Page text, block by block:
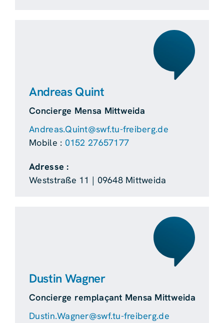
Andreas Quint
Concierge Mensa Mittweida
Andreas.Quint@swf.tu-freiberg.de
Mobile : 0152 27657177
Adresse :
Weststraße 11 | 09648 Mittweida
Dustin Wagner
Concierge remplaçant Mensa Mittweida
Dustin.Wagner@swf.tu-freiberg.de